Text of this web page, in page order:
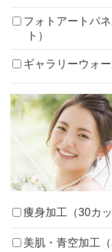
フォトアートパ
ト）
ギャラリーウォ
痩身加工（30カッ
美肌・青空加工（